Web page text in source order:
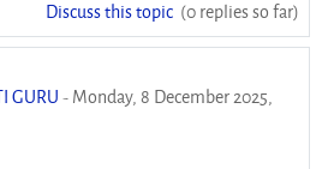
Discuss this topic (0 replies so far)
GURU-Monday, 8 December 2025,